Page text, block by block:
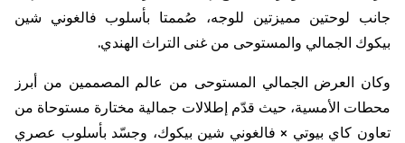
جانب لوحتين مميزتين للوجه، صُممتا بأسلوب فالغوني شين
بيكوك الجمالي والمستوحى من غنى التراث الهندي.
وكان العرض الجمالي المستوحى من عالم المصممين من أبرز
محطات الأمسية، حيث قدّم إطلالات جمالية مختارة مستوحاة من
تعاون كاي بيوتي × فالغوني شين بيكوك، وجسّد بأسلوب عصري